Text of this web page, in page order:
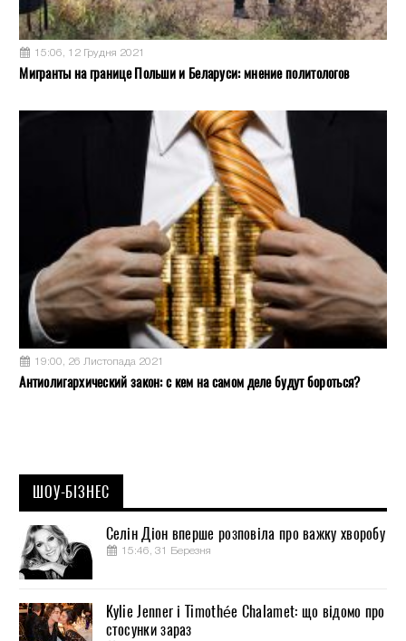
15:06, 12 Грудня 2021
Мигранты на границе Польши и Беларуси: мнение политологов
19:00, 26 Листопада 2021
Антиолигархический закон: с кем на самом деле будут бороться?
ШОУ-БІЗНЕС
Селін Діон вперше розповіла про важку хворобу
15:46, 31 Березня
Kylie Jenner і Timothée Chalamet: що відомо про
стосунки зараз